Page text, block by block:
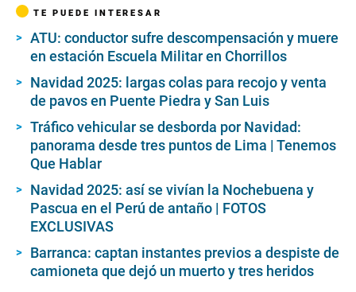
TE PUEDE INTERESAR
ATU: conductor sufre descompensación y muere
en estación Escuela Militar en Chorrillos
Navidad 2025: largas colas para recojo y venta
de pavos en Puente Piedra y San Luis
Tráfico vehicular se desborda por Navidad:
panorama desde tres puntos de Lima | Tenemos
Que Hablar
Navidad 2025: así se vivían la Nochebuena y
Pascua en el Perú de antaño | FOTOS
EXCLUSIVAS
Barranca: captan instantes previos a despiste de
camioneta que dejó un muerto y tres heridos